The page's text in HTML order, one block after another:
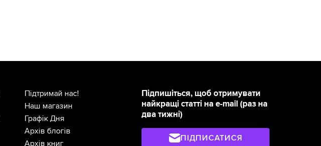
Підпишіться, щоб отримувати
найкращі статті на e-mail (раз на
два тижні)
ПІДПИСАТИСЯ
Підтримай нас!
Наш магазин
Графік Дня
Архів блогів
Архів книг